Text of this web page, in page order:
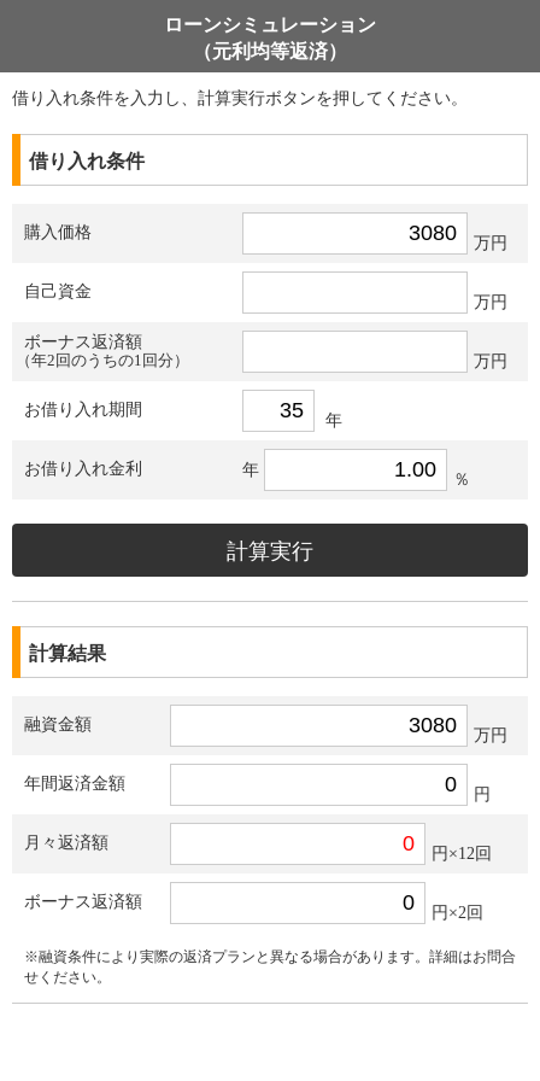
ローンシミュレーション
（元利均等返済）
借り入れ条件を入力し、計算実行ボタンを押してください。
借り入れ条件
購入価格
万円
自己資金
万円
ボーナス返済額
（年2回のうちの1回分）
万円
お借り入れ期間
年
お借り入れ金利 年
％
計算結果
融資金額
万円
年間返済金額
円
月々返済額
円×12回
ボーナス返済額
円×2回
※融資条件により実際の返済プランと異なる場合があります。詳細はお問合
せください。